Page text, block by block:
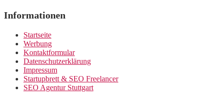
Informationen
Startseite
Werbung
Kontaktformular
Datenschutzerklärung
Impressum
Startupbrett & SEO Freelancer
SEO Agentur Stuttgart